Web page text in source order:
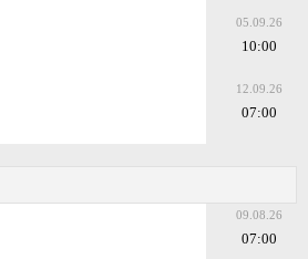
05.09.26
10:00
12.09.26
07:00
09.08.26
07:00